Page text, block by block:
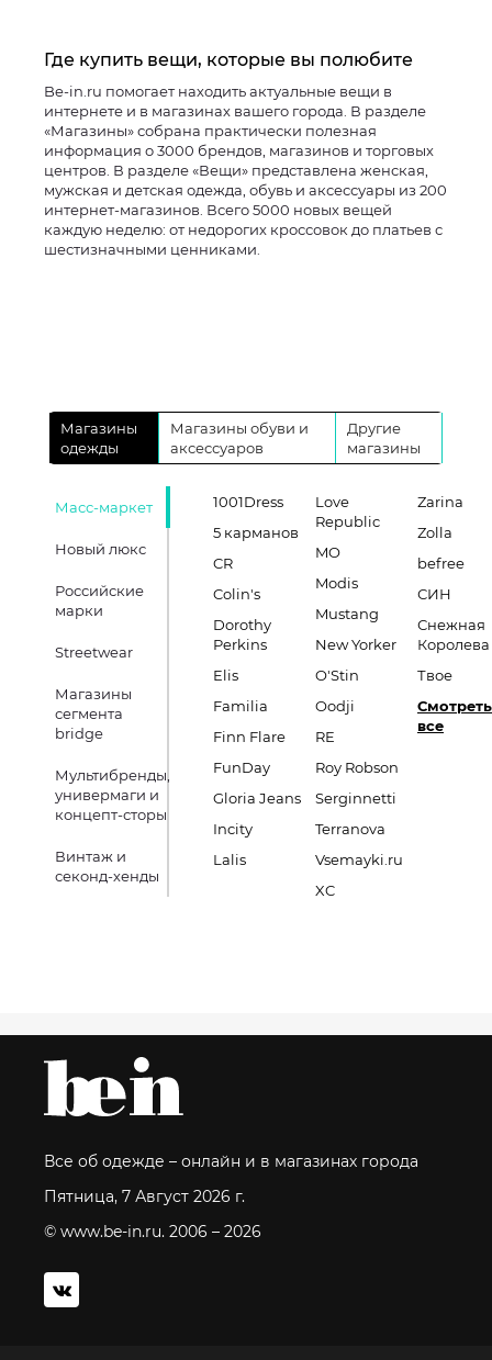
Где купить вещи, которые вы полюбите
Be-in.ru помогает находить актуальные вещи в
интернете и в магазинах вашего города. В разделе
«Магазины» собрана практически полезная
информация о 3000 брендов, магазинов и торговых
центров. В разделе «Вещи» представлена женская,
мужская и детская одежда, обувь и аксессуары из 200
интернет-магазинов. Всего 5000 новых вещей
каждую неделю: от недорогих кроссовок до платьев с
шестизначными ценниками.
Магазины
одежды
Магазины обуви и
аксессуаров
Другие
магазины
Масс-маркет
Новый люкс
Российские
марки
Streetwear
Магазины
сегмента
bridge
Мультибренды,
универмаги и
концепт-сторы
Винтаж и
секонд-хенды
1001Dress
5 карманов
CR
Colin's
Dorothy
Perkins
Elis
Familia
Finn Flare
FunDay
Gloria Jeans
Incity
Lalis
Love
Republic
MO
Modis
Mustang
New Yorker
O'Stin
Oodji
RE
Roy Robson
Serginnetti
Terranova
Vsemayki.ru
XC
Zarina
Zolla
befree
СИН
Снежная
Королева
Твое
Смотреть
все
Все об одежде – онлайн и в магазинах города
Пятница, 7 Август 2026 г.
© www.be-in.ru. 2006 – 2026